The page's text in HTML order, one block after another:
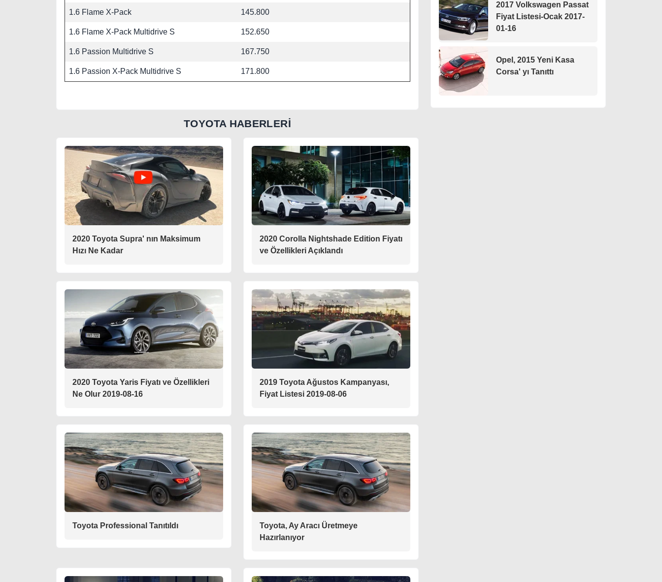
1.6 Flame X-Pack 145.800
1.6 Flame X-Pack Multidrive S 152.650
1.6 Passion Multidrive S 167.750
1.6 Passion X-Pack Multidrive S 171.800
TOYOTA HABERLERİ
2020 Toyota Supra' nın Maksimum
Hızı Ne Kadar
2020 Corolla Nightshade Edition Fiyatı
ve Özellikleri Açıklandı
2020 Toyota Yaris Fiyatı ve Özellikleri
Ne Olur 2019-08-16
2019 Toyota Ağustos Kampanyası,
Fiyat Listesi 2019-08-06
Toyota Professional Tanıtıldı
Toyota, Ay Aracı Üretmeye
Hazırlanıyor
2017 Volkswagen Passat
Fiyat Listesi-Ocak 2017-
01-16
Opel, 2015 Yeni Kasa
Corsa' yı Tanıttı